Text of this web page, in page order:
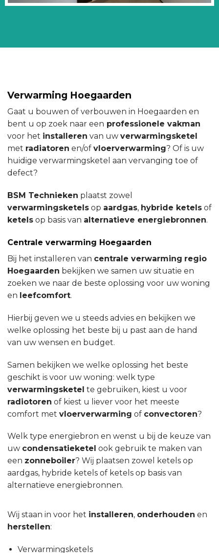
Verwarming Hoegaarden
Gaat u bouwen of verbouwen in Hoegaarden en
bent u op zoek naar een professionele vakman
voor het installeren van uw verwarmingsketel
met radiatoren en/of vloerverwarming? Of is uw
huidige verwarmingsketel aan vervanging toe of
defect?
BSM Technieken plaatst zowel
verwarmingsketels op aardgas, hybride ketels of
ketels op basis van alternatieve energiebronnen.
Centrale verwarming Hoegaarden
Bij het installeren van centrale verwarming regio
Hoegaarden bekijken we samen uw situatie en
zoeken we naar de beste oplossing voor uw woning
en leefcomfort.
Hierbij geven we u steeds advies en bekijken we
welke oplossing het beste bij u past aan de hand
van uw wensen en budget.
Samen bekijken we welke oplossing het beste
geschikt is voor uw woning: welk type
verwarmingsketel te gebruiken, kiest u voor
radiotoren of kiest u liever voor het meeste
comfort met vloerverwarming of convectoren?
Welk type energiebron en wenst u bij de keuze van
uw condensatieketel ook gebruik te maken van
een zonneboiler? Wij plaatsen zowel ketels op
aardgas, hybride ketels of ketels op basis van
alternatieve energiebronnen.
Wij staan in voor het installeren, onderhouden en
herstellen:
Verwarmingsketels